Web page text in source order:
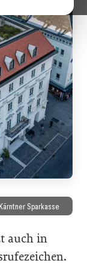
Sparkasse
auch in